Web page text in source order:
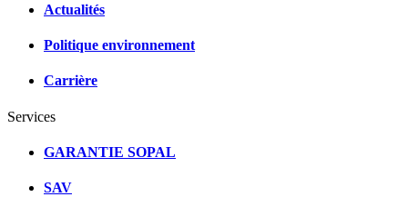
Actualités
Politique environnement
Carrière
Services
GARANTIE SOPAL
SAV